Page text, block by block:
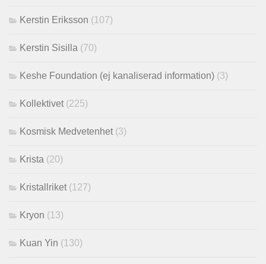
Kerstin Eriksson (107)
Kerstin Sisilla (70)
Keshe Foundation (ej kanaliserad information) (3)
Kollektivet (225)
Kosmisk Medvetenhet (3)
Krista (20)
Kristallriket (127)
Kryon (13)
Kuan Yin (130)